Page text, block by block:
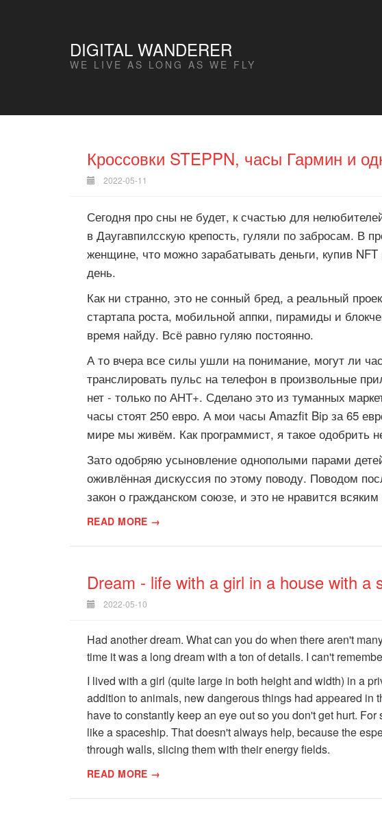
DIGITAL WANDERER
WE LIVE AS LONG AS WE FLY
Кроссовки STEPPN, часы Гармин и
2022-05-11
Сегодня про сны не будет, к счастью для
в Даугавпилсскую крепость, гуляли по забросам. В
женщине, что можно зарабатывать деньги, купив
день.
Как ни странно, это не сонный бред, а реальный
стартапа роста, мобильной аппки, пирамиды и
время найду. Всё равно гуляю постоянно.
А то вчера все силы ушли на понимание, могут ли
транслировать пульс на телефон в произвольные
нет - только по АНТ+. Сделано это из туманных
часы стоят 250 евро. А мои часы Amazfit Bip за 65
мире мы живём. Как программист, я такое одобрить
Зато одобряю усыновление однополыми парами
оживлённая дискуссия по этому поводу. Поводом
закон о гражданском союзе, и это не нравится
READ MORE →
Dream - life with a girl in a house with a
2022-05-10
Had another dream. What can you do when there aren't
time it was a long dream with a ton of details. I can't
I lived with a girl (quite large in both height and width) in a
addition to animals, new dangerous things had appeared in
have to constantly keep an eye out so you don't get hurt.
like a spaceship. That doesn't always help, because the
through walls, slicing them with their energy fields.
READ MORE →